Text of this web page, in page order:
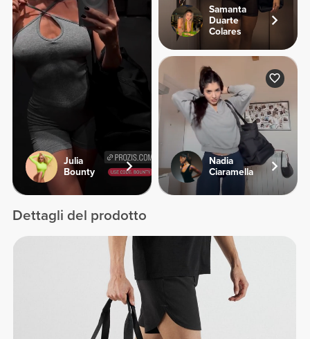
Julia
Bounty
Samanta
Duarte
Colares
Nadia
Ciaramella
Dettagli del prodotto